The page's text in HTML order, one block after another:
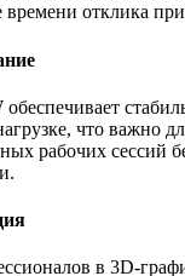
времени отклика
что важно
рабочих сессий
в 3D-